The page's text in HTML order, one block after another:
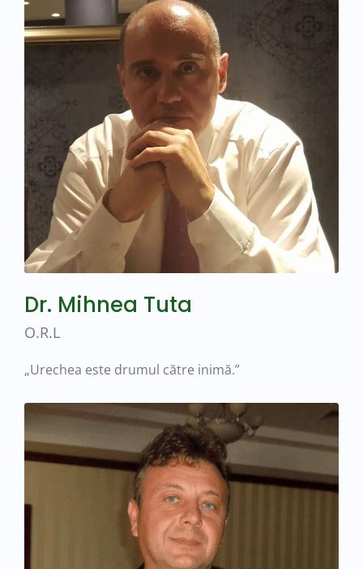
Dr. Mihnea Tuta
O.R.L
„Urechea este drumul către inimă.”